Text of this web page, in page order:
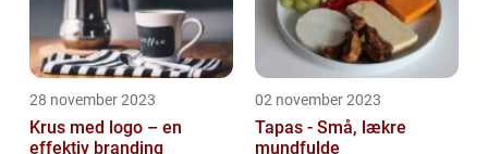
28 november 2023
Krus med logo – en
effektiv branding
02 november 2023
Tapas - Små, lækre
mundfulde